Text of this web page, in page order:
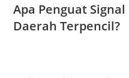
Apa Penguat
Daerah Terpencil?